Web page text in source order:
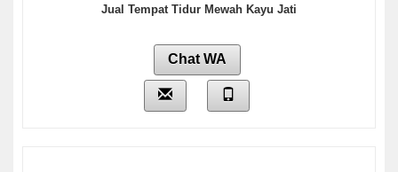
Jual Tempat Tidur Mewah Kayu Jati
Chat WA